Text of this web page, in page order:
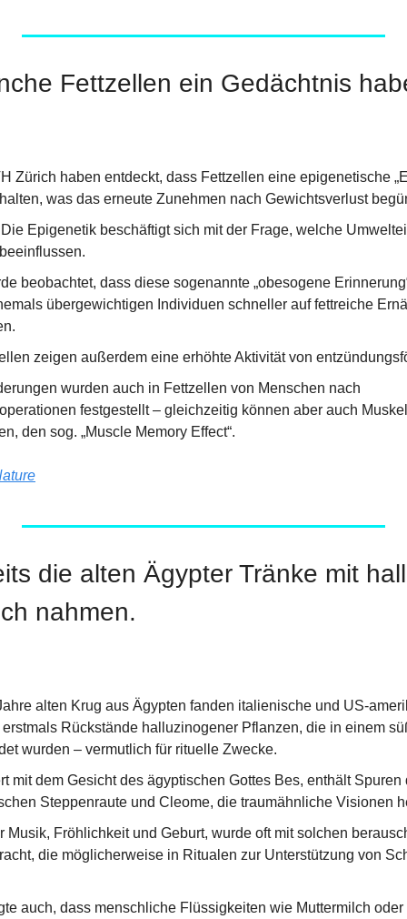
Fettzellen ein Gedächtnis
Zürich haben entdeckt, dass Fettzellen eine epigenetische
was das erneute Zunehmen nach Gewichtsverlust
Epigenetik beschäftigt sich mit der Frage, welche
beobachtet, dass diese sogenannte „obesogene
übergewichtigen Individuen schneller auf fettreiche
zeigen außerdem eine erhöhte Aktivität von
wurden auch in Fettzellen von Menschen nach
festgestellt – gleichzeitig können aber auch
den sog. „Muscle Memory Effect“.
die alten Ägypter Tränke mit
nahmen.
alten Krug aus Ägypten fanden italienische und US-
Rückstände halluzinogener Pflanzen, die in einem
wurden – vermutlich für rituelle Zwecke.
mit dem Gesicht des ägyptischen Gottes Bes, enthält Spuren
Steppenraute und Cleome, die traumähnliche Visionen
Musik, Fröhlichkeit und Geburt, wurde oft mit solchen
die möglicherweise in Ritualen zur Unterstützung von
auch, dass menschliche Flüssigkeiten wie Muttermilch